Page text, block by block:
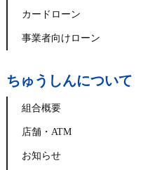
カードローン
事業者向けローン
ちゅうしんについて
組合概要
店舗・ATM
お知らせ